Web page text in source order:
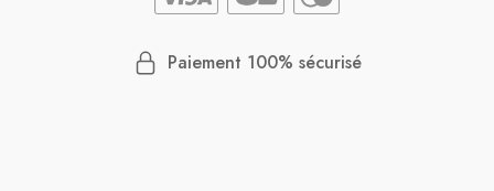
Paiement 100% sécurisé